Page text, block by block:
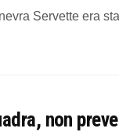
Servette era
non